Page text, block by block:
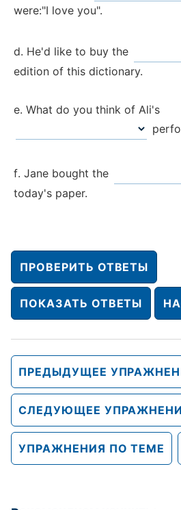
were:"I love you".
He'd like to buy the
edition of this dictionary.
What do you think of Ali's
Jane bought the
today's paper.
ПРОВЕРИТЬ ОТВЕТЫ
ПОКАЗАТЬ ОТВЕТЫ
ПРЕДЫДУЩЕЕ
СЛЕДУЮЩЕЕ
УПРАЖНЕНИЯ ПО ТЕМЕ